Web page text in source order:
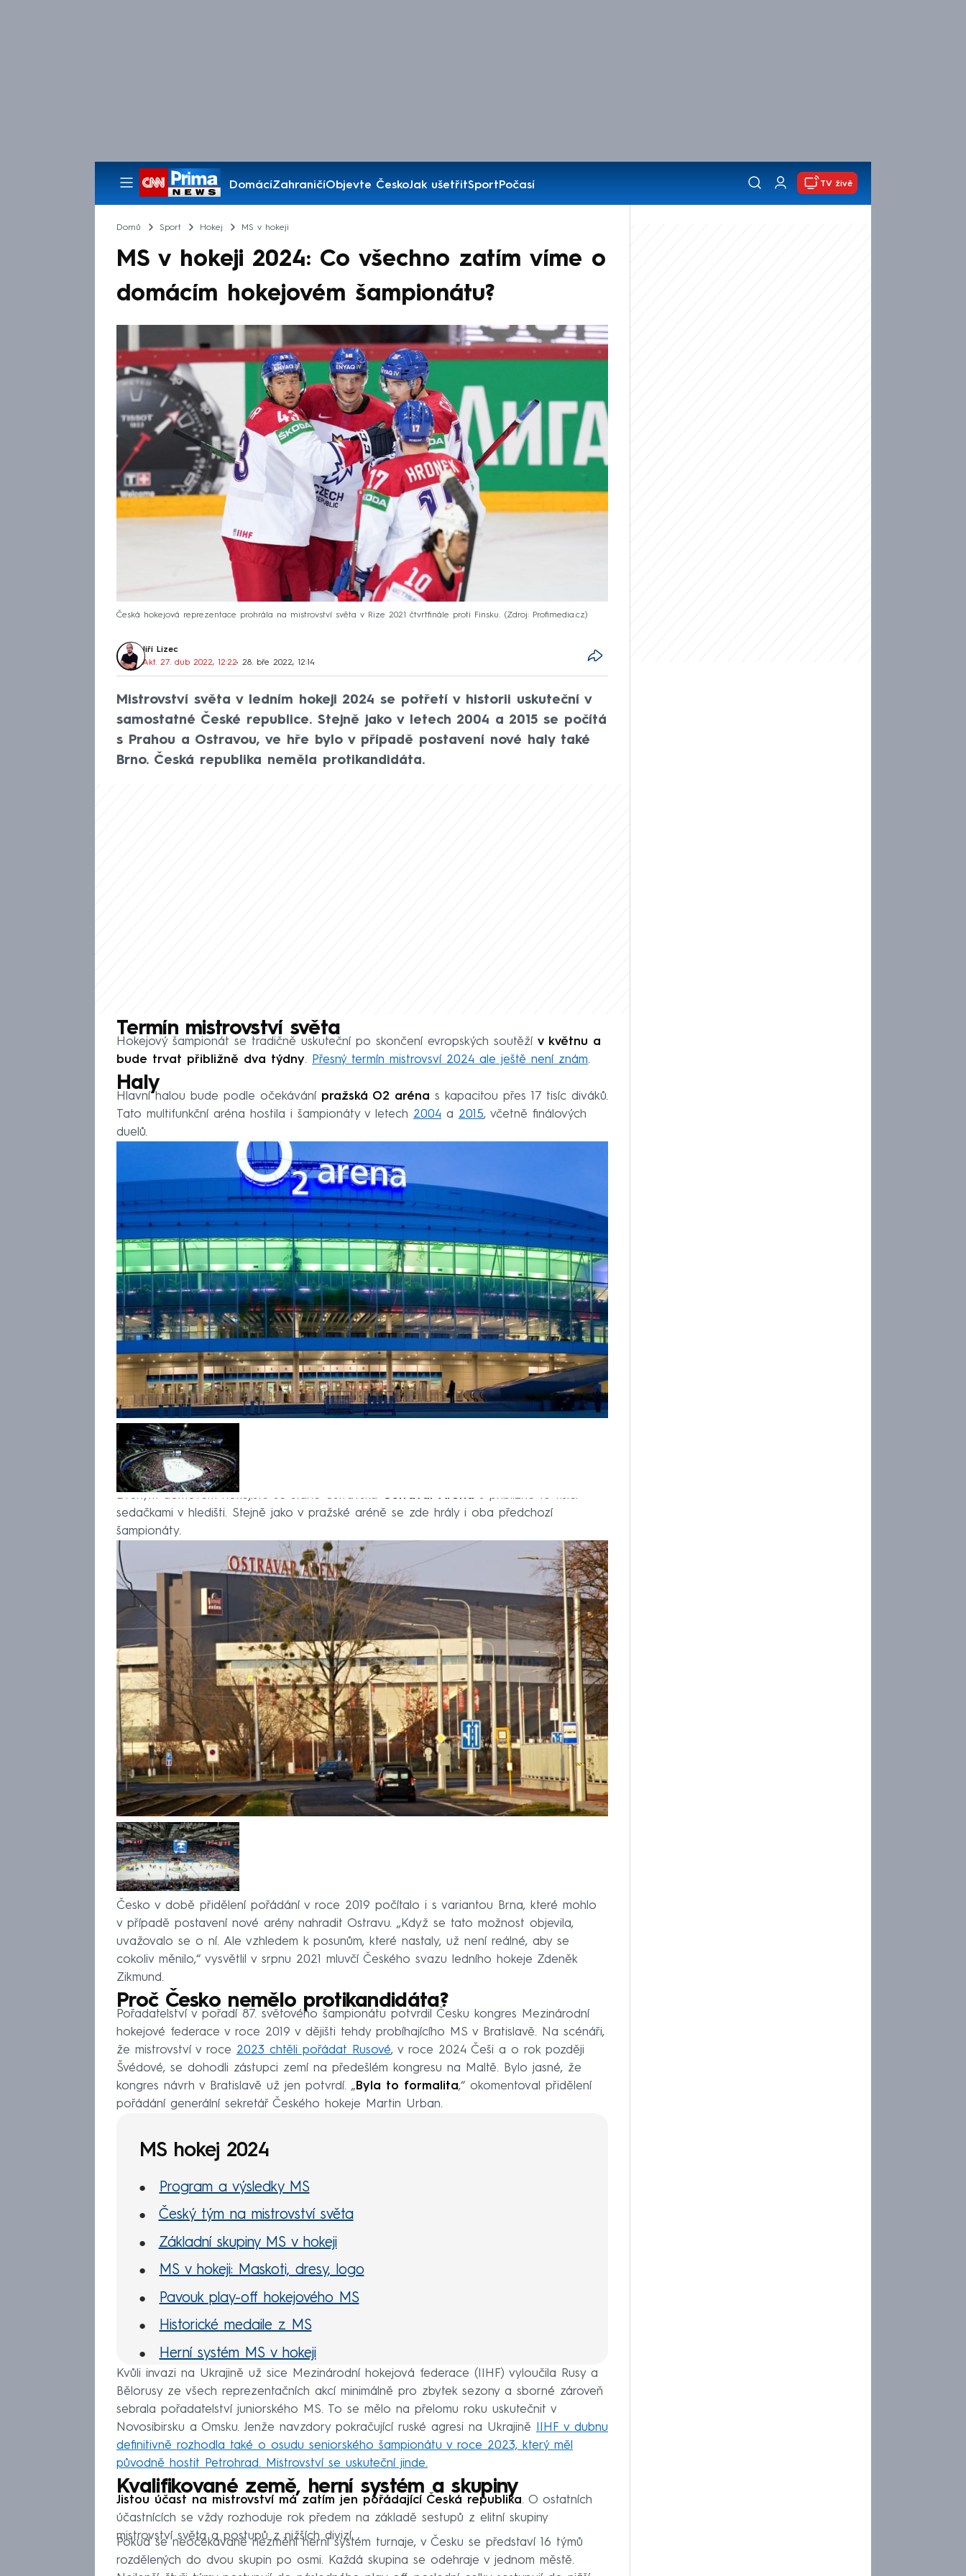
DomácíZahraničíObjevte ČeskoJak ušetřitSportPočasí
Pořady
TV živě
Domů Sport Hokej MS v hokeji
MS v hokeji 2024: Co všechno zatím víme o
domácím hokejovém šampionátu?
Česká hokejová reprezentace prohrála na mistrovství světa v Rize 2021 čtvrtfinále proti Finsku. Zdroj: Profimedia.cz
Jiří Lizec
Akt. 27. dub 2022, 12:22• 28. bře 2022, 12:14
Mistrovství světa v ledním hokeji 2024 se potřetí v historii uskuteční v
samostatné České republice. Stejně jako v letech 2004 a 2015 se počítá
s Prahou a Ostravou, ve hře bylo v případě postavení nové haly také
Brno. Česká republika neměla protikandidáta.
Termín mistrovství světa
Hokejový šampionát se tradičně uskuteční po skončení evropských soutěží v květnu a
bude trvat přibližně dva týdny. Přesný termín mistrovsví 2024 ale ještě není znám.
Haly
Hlavní halou bude podle očekávání pražská O2 aréna s kapacitou přes 17 tisíc diváků.
Tato multifunkční aréna hostila i šampionáty v letech 2004 a 2015, včetně finálových
duelů.
Druhým domovem hokejistů se stane ostravská Ostravar Aréna s přibližně 10 tisíci
sedačkami v hledišti. Stejně jako v pražské aréně se zde hrály i oba předchozí
šampionáty.
Česko v době přidělení pořádání v roce 2019 počítalo i s variantou Brna, které mohlo
v případě postavení nové arény nahradit Ostravu. „Když se tato možnost objevila,
uvažovalo se o ní. Ale vzhledem k posunům, které nastaly, už není reálné, aby se
cokoliv měnilo,“ vysvětlil v srpnu 2021 mluvčí Českého svazu ledního hokeje Zdeněk
Zikmund.
Proč Česko nemělo protikandidáta?
Pořadatelství v pořadí 87. světového šampionátu potvrdil Česku kongres Mezinárodní
hokejové federace v roce 2019 v dějišti tehdy probíhajícího MS v Bratislavě. Na scénáři,
že mistrovství v roce 2023 chtěli pořádat Rusové, v roce 2024 Češi a o rok později
Švédové, se dohodli zástupci zemí na předešlém kongresu na Maltě. Bylo jasné, že
kongres návrh v Bratislavě už jen potvrdí. „ Byla to formalita,“ okomentoval přidělení
pořádání generální sekretář Českého hokeje Martin Urban.
MS hokej 2024
Program a výsledky MS
Český tým na mistrovství světa
Základní skupiny MS v hokeji
MS v hokeji: Maskoti, dresy, logo
Pavouk play-off hokejového MS
Historické medaile z MS
Herní systém MS v hokeji
Kvůli invazi na Ukrajině už sice Mezinárodní hokejová federace (IIHF) vyloučila Rusy a
Bělorusy ze všech reprezentačních akcí minimálně pro zbytek sezony a sborné zároveň
sebrala pořadatelství juniorského MS. To se mělo na přelomu roku uskutečnit v
Novosibirsku a Omsku. Jenže navzdory pokračující ruské agresi na Ukrajině
IIHF v dubnu
definitivně rozhodla také o osudu seniorského šampionátu v roce 2023, který měl
původně hostit Petrohrad. Mistrovství se uskuteční jinde.
Kvalifikované země, herní systém a skupiny
Jistou účast na mistrovství má zatím jen pořádající Česká republika. O ostatních
účastnících se vždy rozhoduje rok předem na základě sestupů z elitní skupiny
mistrovství světa a postupů z nižších divizí.
Pokud se neočekávaně nezmění herní systém turnaje, v Česku se představí 16 týmů
rozdělených do dvou skupin po osmi. Každá skupina se odehraje v jednom městě.